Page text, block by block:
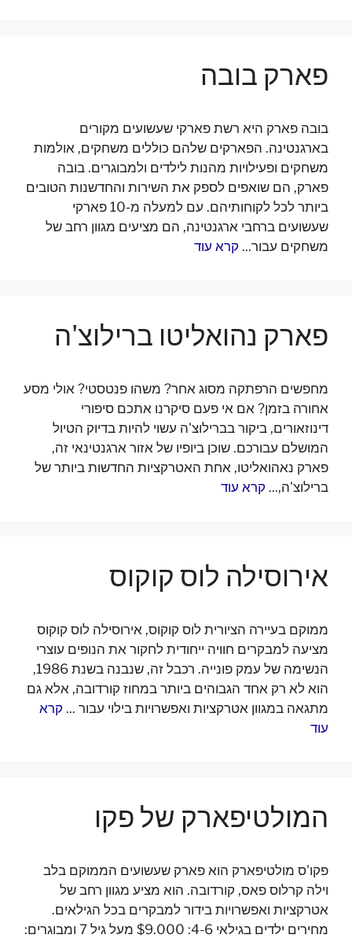
פארק בובה
בובה פארק היא רשת פארקי שעשועים מקורים
בארגנטינה. הפארקים שלהם כוללים משחקים, אולמות
משחקים ופעילויות מהנות לילדים ולמבוגרים. בובה
פארק, הם שואפים לספק את השירות והחדשנות הטובים
ביותר לכל לקוחותיהם. עם למעלה מ-10 פארקי
שעשועים ברחבי ארגנטינה, הם מציעים מגוון רחב של
משחקים עבור... קרא עוד
פארק נהואליטו ברילוצ'ה
מחפשים הרפתקה מסוג אחר? משהו פנטסטי? אולי מסע
אחורה בזמן? אם אי פעם סיקרנו אתכם סיפורי
דינוזאורים, ביקור בברילוצ'ה עשוי להיות בדיוק הטיול
המושלם עבורכם. שוכן ביופיו של אזור ארגנטינאי זה,
פארק נאהואליטו, אחת האטרקציות החדשות ביותר של
ברילוצ'ה,... קרא עוד
אירוסילה לוס קוקוס
ממוקם בעיירה הציורית לוס קוקוס, אירוסילה לוס קוקוס
מציעה למבקרים חוויה ייחודית לחקור את הנופים עוצרי
הנשימה של עמק פונייה. רכבל זה, שנבנה בשנת 1986,
הוא לא רק אחד הגבוהים ביותר במחוז קורדובה, אלא גם
מתגאה במגוון אטרקציות ואפשרויות בילוי עבור ... קרא
עוד
המולטיפארק של פקו
פקו'ס מולטיפארק הוא פארק שעשועים הממוקם בלב
וילה קרלוס פאס, קורדובה. הוא מציע מגוון רחב של
אטרקציות ואפשרויות בידור למבקרים בכל הגילאים.
מחירים ילדים בגילאי 4-6: $9.000 מעל גיל 7 ומבוגרים: